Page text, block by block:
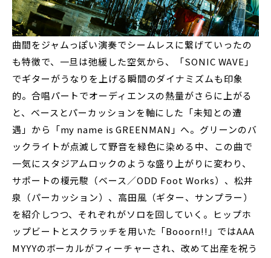
曲間をジャムっぽい演奏でシームレスに繋げていったの
も特徴で、一旦は弛緩した空気から、「SONIC WAVE」
でギターがうなりを上げる瞬間のダイナミズムも印象
的。合唱パートでオーディエンスの熱量がさらに上がる
と、ベースとパーカッションを軸にした「未知との遭
遇」から「my name is GREENMAN」へ。グリーンのバ
ックライトが点滅して野音を緑色に染める中、この曲で
一気にスタジアムロックのような盛り上がりに変わり、
サポートの榎元駿（ベース／ODD Foot Works）、松井
泉（パーカッション）、高田風（ギター、サンプラー）
を紹介しつつ、それぞれがソロを回していく。ヒップホ
ップビートとスクラッチを用いた「Booorn!!」ではAAA
MYYYのボーカルがフィーチャーされ、改めて出産を祝う